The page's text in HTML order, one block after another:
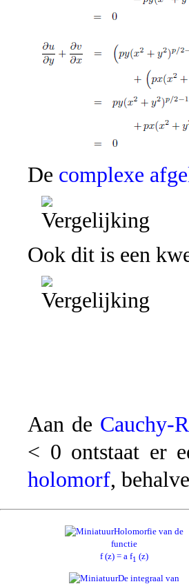
De complexe
Ook dit is een
Aan de Cauchy-
< 0 ontstaat er
holomorf,
Holomorfie van de
functie
f (z) = a f1 (z)
De integraal van